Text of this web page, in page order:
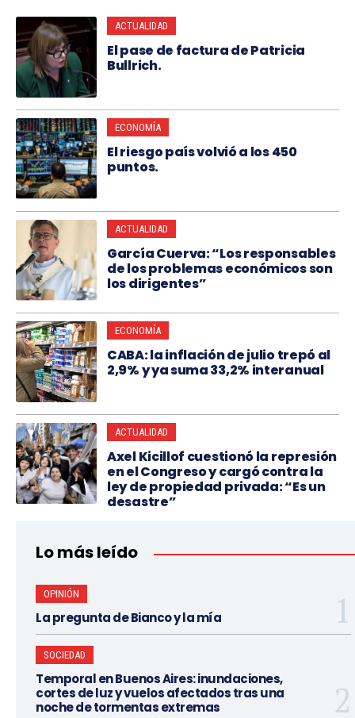
ACTUALIDAD
El pase de factura de Patricia
Bullrich.
ECONOMÍA
El riesgo país volvió a los 450
puntos.
ACTUALIDAD
García Cuerva: “Los responsables
de los problemas económicos son
los dirigentes”
ECONOMÍA
CABA: la inflación de julio trepó al
2,9% y ya suma 33,2% interanual
ACTUALIDAD
Axel Kicillof cuestionó la represión
en el Congreso y cargó contra la
ley de propiedad privada: “Es un
desastre”
Lo más leído
OPINIÓN
La pregunta de Bianco y la mía
SOCIEDAD
Temporal en Buenos Aires: inundaciones,
cortes de luz y vuelos afectados tras una
noche de tormentas extremas